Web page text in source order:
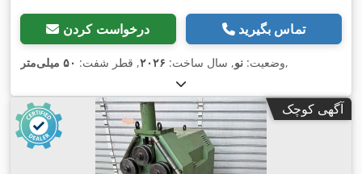
درخواست کردن تماس بگیرید
وضعیت: نو, سال ساخت: ۲۰۲۶, قطر شفت: ۵۰ میلی‌متر ,
آگهی کوچک